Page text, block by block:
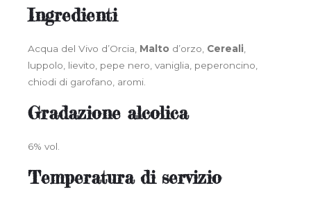
Ingredienti
Acqua del Vivo d’Orcia, Malto d’orzo, Cereali
luppolo, lievito, pepe nero, vaniglia, peperoncino,
chiodi di garofano, aromi.
Gradazione alcolica
6% vol.
Temperatura di servizio